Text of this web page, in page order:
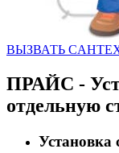
ВЫЗВАТЬ
ПРАЙС -
отдельную
Установка